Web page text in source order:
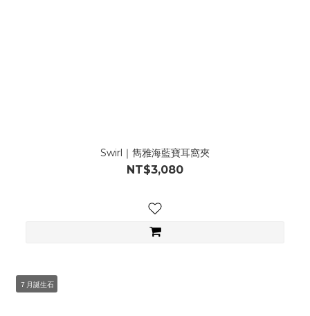
Swirl｜雋雅海藍寶耳窩夾
NT$3,080
７月誕生石